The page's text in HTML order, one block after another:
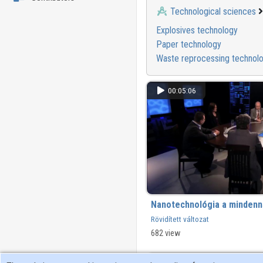
Technological sciences
Explosives technology
Paper technology
Waste reprocessing
00:05:06
Nanotechnológia a
Rövidített változat
682 view